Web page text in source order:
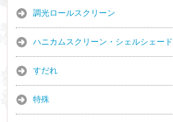
調光ロールスクリーン
ハニカムスクリーン・シェルシェード
すだれ
特殊